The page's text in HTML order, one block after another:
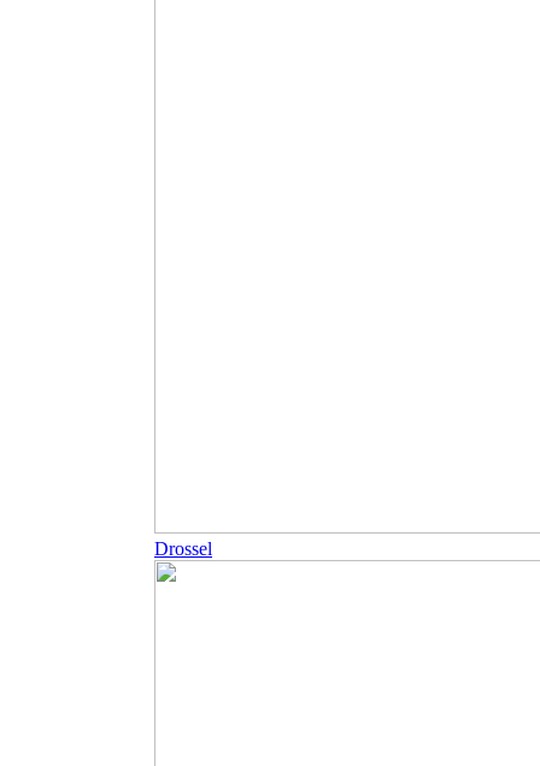
Drossel